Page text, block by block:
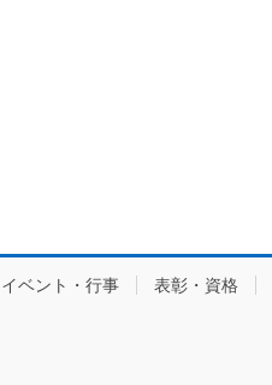
イベント・行事 表彰・資格